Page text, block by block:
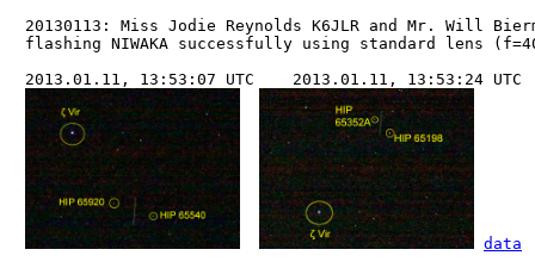
20130113: Miss Jodie Reynolds K6JLR and Mr. Will
flashing NIWAKA successfully using standard lens
2013.01.11, 13:53:07 UTC    2013.01.11, 13:53:24 UTC
data